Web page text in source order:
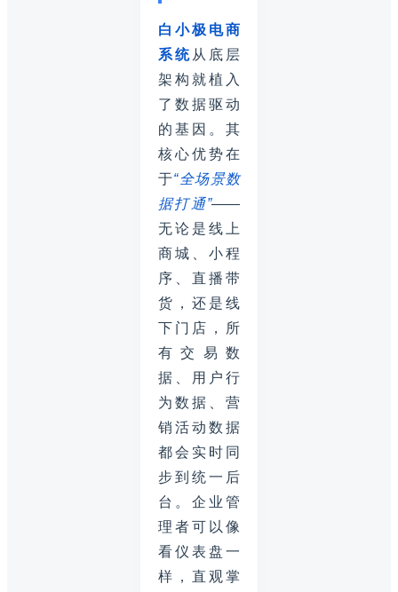
白小极电商
系统 从底层
架构就植入
了数据驱动
的基因。其
核心优势在
于“全场景数
据打通”——
无论是线上
商城、小程
序、直播带
货，还是线
下门店，所
有交易数
据、用户行
为数据、营
销活动数据
都会实时同
步到统一后
台。企业管
理者可以像
看仪表盘一
样，直观掌